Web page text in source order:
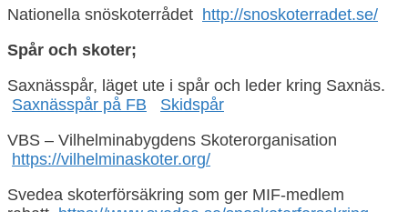
Nationella snöskoterrådet http://snoskoterradet.se/
Spår och skoter;
Saxnässpår, läget ute i spår och leder kring Saxnäs.
Saxnässpår på FB
Skidspår
VBS – Vilhelminabygdens Skoterorganisation
https://vilhelminaskoter.org/
Svedea skoterförsäkring som ger MIF-medlem